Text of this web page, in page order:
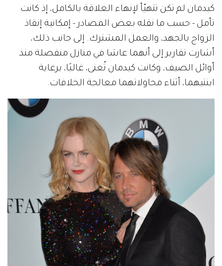
كيدمان لم تكن تتهيّأ لإنهاء العلاقة بالكامل، إذ كانت
تأمل - حسب ما نقله بعض المصادر - إمكانية إنقاذ
الزواج بالجهد، والعمل المشترك. إلى جانب ذلك،
أشارت تقارير إلى أنهما عاشا في منازل منفصلة منذ
أوائل الصيف، وكانت كيدمان تُعنى، غالبًا، برعاية
ابنتيهما، أثناء محاولاتهما معالجة الخلافات.